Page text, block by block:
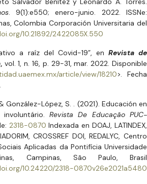
. 9(1):e550; enero-junio. 2022. ISSNe:
Colombia Corporación Universitaria del
10.21892/2422085X.550
a raíz del Covid-19”, en Revista de
,vol. 1, n. 16, p. 29-31, mar. 2022. Disponible
article/view/18210>. Fecha
González-López, S. . (2021). Educación en
involuntário.Revista De Educação PUC-
2318-0870 Indexada en DOAJ, LATINDEX,
CROSSREF DOI, REDALYC, Centro
Aplicadas da Pontifícia Universidade
Campinas, São Paulo, Brasil
10.24220/2318-0870v26e2021a5480